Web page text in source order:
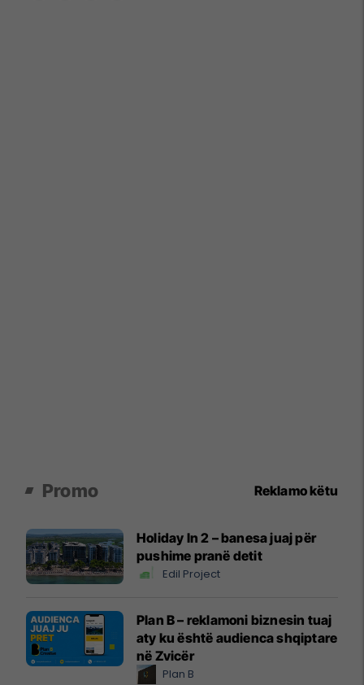
Promo Reklamo këtu
Holiday In 2 – banesa juaj për
pushime pranë detit
Edil Project
Plan B – reklamoni biznesin tuaj
aty ku është audienca shqiptare
në Zvicër
Plan B